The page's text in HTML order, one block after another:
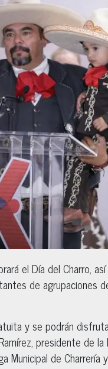
el Día del Charro,
de agrupaciones
y se podrán
presidente de la
Municipal de Charrería